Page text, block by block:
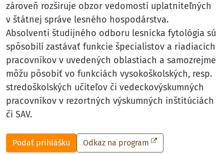
zároveň rozširuje obzor vedomostí uplatniteľných
v štátnej správe lesného hospodárstva.
Absolventi študijného odboru lesnícka fytológia sú
spôsobilí zastávať funkcie špecialistov a riadiacich
pracovníkov v uvedených oblastiach a samozrejme
môžu pôsobiť vo funkciách vysokoškolských, resp.
stredoškolských učiteľov či vedeckovýskumných
pracovníkov v rezortných výskumných inštitúciách
či SAV.
Podať prihlášku Odkaz na program